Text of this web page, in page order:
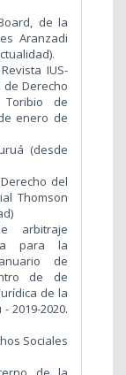
de la
Aranzadi
IUS-
de Derecho
de
enero de
(desde
del
Thomson
arbitraje
para la
de
de de
de la
2019-2020.
Sociales